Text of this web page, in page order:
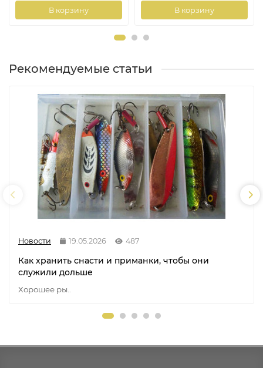
В корзину В корзину
Рекомендуемые статьи
Новости 19.05.2026 487
Как хранить снасти и приманки, чтобы они
служили дольше
Хорошее ры..